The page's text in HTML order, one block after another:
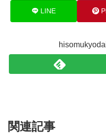
LINE
関連記事